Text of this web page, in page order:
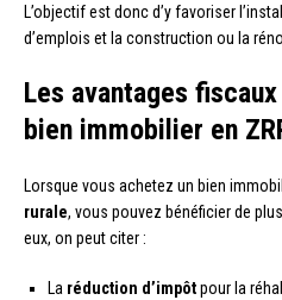
L’objectif est donc d’y favoriser
d’emplois et la construction ou la
Les avantages fiscaux
bien immobilier en
Lorsque vous achetez un bien
rurale, vous pouvez bénéficier de
eux, on peut citer :
La réduction d’impôtpour la